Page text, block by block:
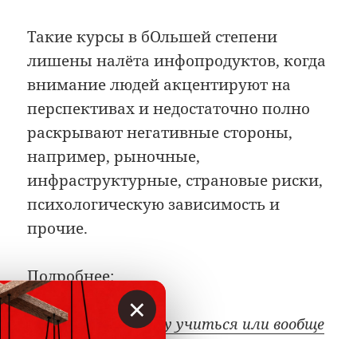
Такие курсы в бОльшей степени
лишены налёта инфопродуктов, когда
внимание людей акцентируют на
перспективах и недостаточно полно
раскрывают негативные стороны,
например, рыночные,
инфраструктурные, страновые риски,
психологическую зависимость и
прочие.
Подробнее:
Трейдинг: самому учиться или вообще
×